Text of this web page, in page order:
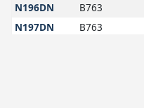
N196DN
B763
N197DN
B763